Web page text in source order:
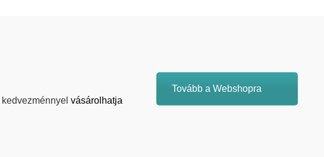
kedvezménnyel vásárolhatja
Tovább a Webshopra